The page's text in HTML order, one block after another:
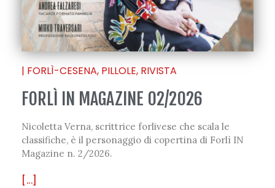
| FORLÌ-CESENA, PILLOLE, RIVISTA
FORLÌ IN MAGAZINE 02/2026
Nicoletta Verna, scrittrice forlivese che scala le
classifiche, è il personaggio di copertina di Forlì IN
Magazine n. 2/2026.
[...]